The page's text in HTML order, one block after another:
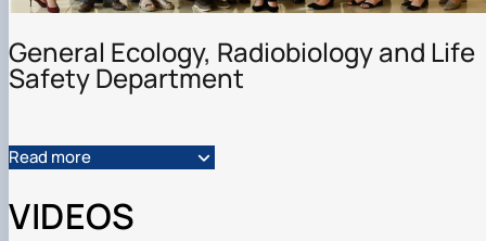
General Ecology, Radiobiology and Life
Safety Department
Read more
VIDEOS